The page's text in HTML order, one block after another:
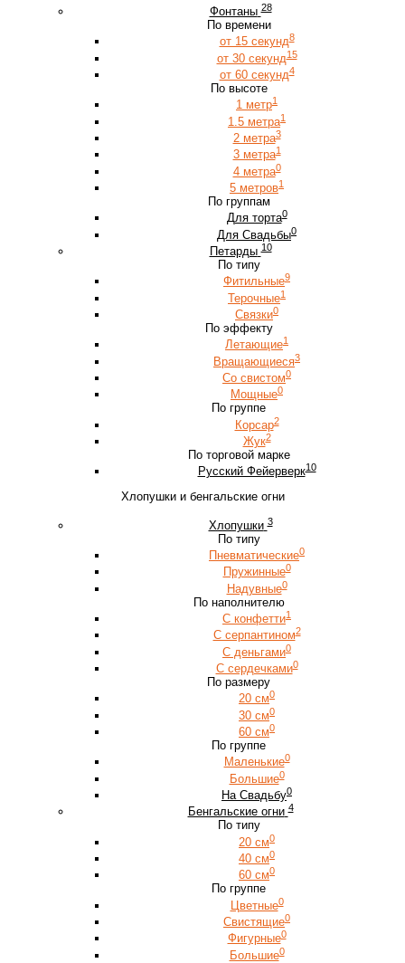
Фонтаны 28
По времени
от 15 секунд8
от 30 секунд15
от 60 секунд4
По высоте
1 метр1
1.5 метра1
2 метра3
3 метра1
4 метра0
5 метров1
По группам
Для торта0
Для Свадьбы0
Петарды 10
По типу
Фитильные9
Терочные1
Связки0
По эффекту
Летающие1
Вращающиеся3
Со свистом0
Мощные0
По группе
Корсар2
Жук2
По торговой марке
Русский Фейерверк10
Хлопушки и бенгальские огни
Хлопушки 3
По типу
Пневматические0
Пружинные0
Надувные0
По наполнителю
С конфетти1
С серпантином2
С деньгами0
С сердечками0
По размеру
20 см0
30 см0
60 см0
По группе
Маленькие0
Большие0
На Свадьбу0
Бенгальские огни 4
По типу
20 см0
40 см0
60 см0
По группе
Цветные0
Свистящие0
Фигурные0
Большие0